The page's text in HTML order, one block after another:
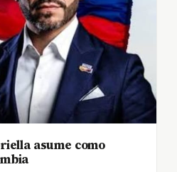
asume como